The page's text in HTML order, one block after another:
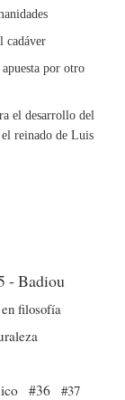
cadáver
por otro
el desarrollo del
reinado de Luis
- Badiou
filosofía
#36 #37